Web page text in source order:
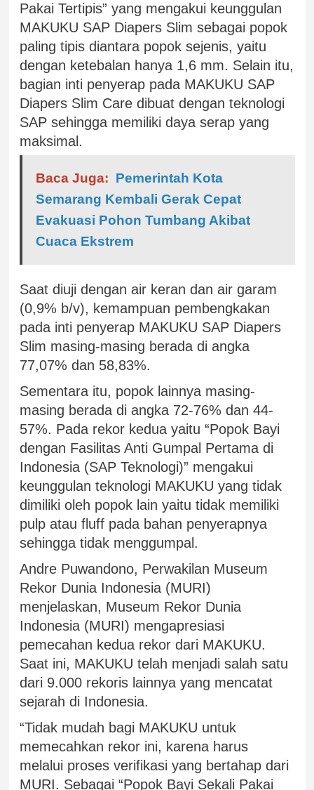
Pakai Tertipis” yang mengakui keunggulan
MAKUKU SAP Diapers Slim sebagai popok
paling tipis diantara popok sejenis, yaitu
dengan ketebalan hanya 1,6 mm. Selain itu,
bagian inti penyerap pada MAKUKU SAP
Diapers Slim Care dibuat dengan teknologi
SAP sehingga memiliki daya serap yang
maksimal.
Baca Juga: Pemerintah Kota
Semarang Kembali Gerak Cepat
Evakuasi Pohon Tumbang Akibat
Cuaca Ekstrem
Saat diuji dengan air keran dan air garam
(0,9% b/v), kemampuan pembengkakan
pada inti penyerap MAKUKU SAP Diapers
Slim masing-masing berada di angka
77,07% dan 58,83%.
Sementara itu, popok lainnya masing-
masing berada di angka 72-76% dan 44-
57%. Pada rekor kedua yaitu “Popok Bayi
dengan Fasilitas Anti Gumpal Pertama di
Indonesia (SAP Teknologi)” mengakui
keunggulan teknologi MAKUKU yang tidak
dimiliki oleh popok lain yaitu tidak memiliki
pulp atau fluff pada bahan penyerapnya
sehingga tidak menggumpal.
Andre Puwandono, Perwakilan Museum
Rekor Dunia Indonesia (MURI)
menjelaskan, Museum Rekor Dunia
Indonesia (MURI) mengapresiasi
pemecahan kedua rekor dari MAKUKU.
Saat ini, MAKUKU telah menjadi salah satu
dari 9.000 rekoris lainnya yang mencatat
sejarah di Indonesia.
“Tidak mudah bagi MAKUKU untuk
memecahkan rekor ini, karena harus
melalui proses verifikasi yang bertahap dari
MURI. Sebagai “Popok Bayi Sekali Pakai